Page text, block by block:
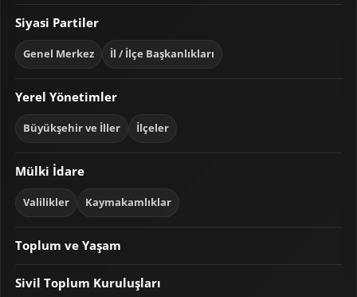
Siyasi Partiler
Genel Merkez İl / İlçe Başkanlıkları
Yerel Yönetimler
Büyükşehir ve İller İlçeler
Mülki İdare
Valilikler Kaymakamlıklar
Toplum ve Yaşam
Sivil Toplum Kuruluşları